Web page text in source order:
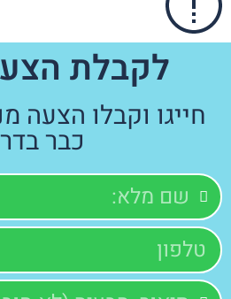
לקבלת
חייגו וקבלו הצעה
כבר